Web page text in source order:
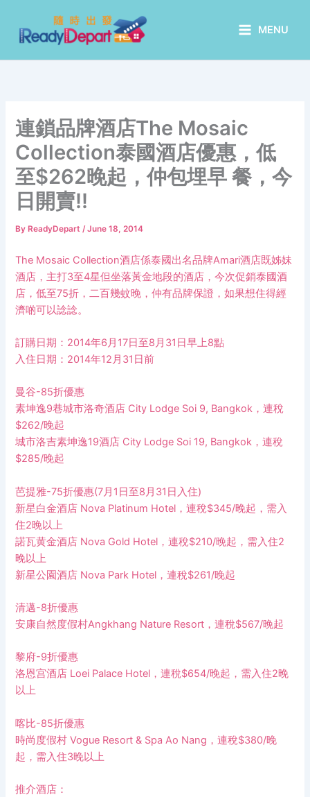
content
MENU
連鎖品牌酒店The Mosaic
Collection泰國酒店優惠，低
至$262晚起，仲包埋早 餐，今
日開賣!!
By ReadyDepart/June 18, 2014
The Mosaic Collection酒店係泰國出名品牌Amari酒店既姊妹
酒店，主打3至4星但坐落黃金地段的酒店，今次促銷泰國酒
店，低至75折，二百幾蚊晚，仲有品牌保證，如果想住得經
濟啲可以諗諗。
訂購日期：2014年6月17日至8月31日早上8點
入住日期：2014年12月31日前
曼谷-85折優惠
素坤逸9巷城市洛奇酒店 City Lodge Soi 9, Bangkok，連稅
$262/晚起
城市洛吉素坤逸19酒店 City Lodge Soi 19, Bangkok，連稅
$285/晚起
芭提雅-75折優惠(7月1日至8月31日入住)
新星白金酒店 Nova Platinum Hotel，連稅$345/晚起，需入
住2晚以上
諾瓦黄金酒店 Nova Gold Hotel，連稅$210/晚起，需入住2
晚以上
新星公園酒店 Nova Park Hotel，連稅$261/晚起
清邁-8折優惠
安康自然度假村Angkhang Nature Resort，連稅$567/晚起
黎府-9折優惠
洛恩宫酒店 Loei Palace Hotel，連稅$654/晚起，需入住2晚
以上
喀比-85折優惠
時尚度假村 Vogue Resort & Spa Ao Nang，連稅$380/晚
起，需入住3晚以上
推介酒店：